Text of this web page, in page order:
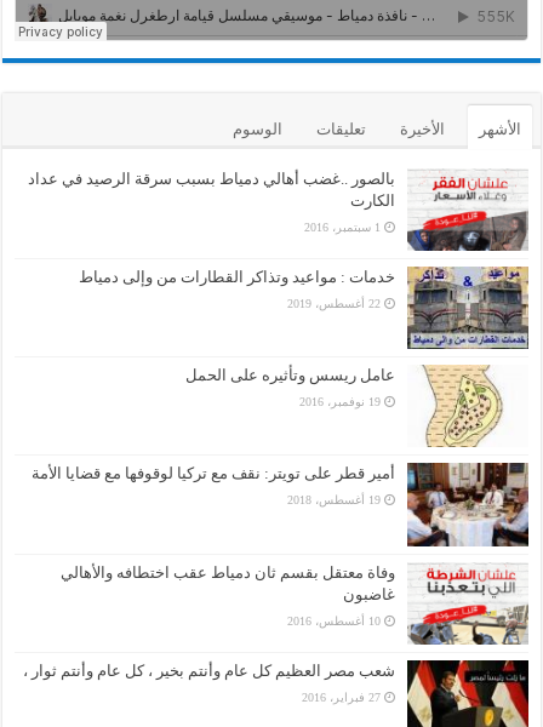
الأشهر الأخيرة تعليقات الوسوم
بالصور ..غضب أهالي دمياط بسبب سرقة الرصيد في عداد
الكارت
1 سبتمبر، 2016
خدمات : مواعيد وتذاكر القطارات من وإلى دمياط
22 أغسطس، 2019
عامل ريسس وتأثيره على الحمل
19 نوفمبر، 2016
أمير قطر على تويتر: نقف مع تركيا لوقوفها مع قضايا الأمة
19 أغسطس، 2018
وفاة معتقل بقسم ثان دمياط عقب اختطافه والأهالي
غاضبون
10 أغسطس، 2016
شعب مصر العظيم كل عام وأنتم بخير ، كل عام وأنتم ثوار ،
27 فبراير، 2016